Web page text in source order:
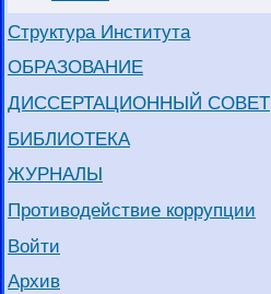
Структура Института
ОБРАЗОВАНИЕ
ДИССЕРТАЦИОННЫЙ СОВЕТ
БИБЛИОТЕКА
ЖУРНАЛЫ
Противодействие коррупции
Войти
Архив